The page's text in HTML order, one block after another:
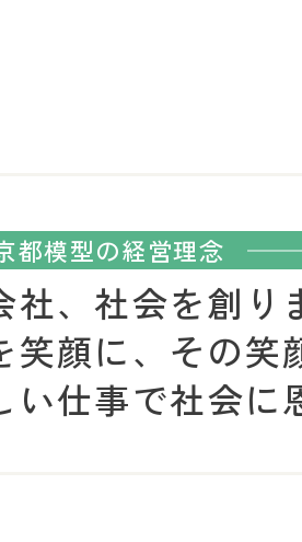
都模型の経営理念
社、社会を創り
顔に、 その笑
い仕事で社会に